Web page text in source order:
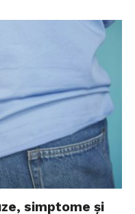
simptome și